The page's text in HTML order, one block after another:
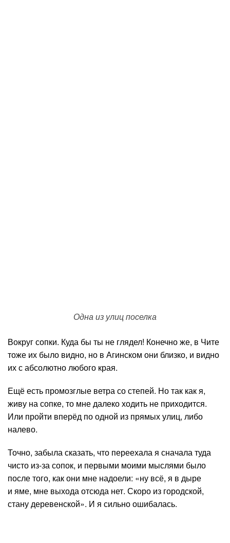
Одна из улиц поселка
Вокруг сопки. Куда бы ты не глядел! Конечно же, в Чите
тоже их было видно, но в Агинском они близко, и видно
их с абсолютно любого края.
Ещё есть промозглые ветра со степей. Но так как я,
живу на сопке, то мне далеко ходить не приходится.
Или пройти вперёд по одной из прямых улиц, либо
налево.
Точно, забыла сказать, что переехала я сначала туда
чисто из-за сопок, и первыми моими мыслями было
после того, как они мне надоели: «ну всё, я в дыре
и яме, мне выхода отсюда нет. Скоро из городской,
стану деревенской». И я сильно ошибалась.